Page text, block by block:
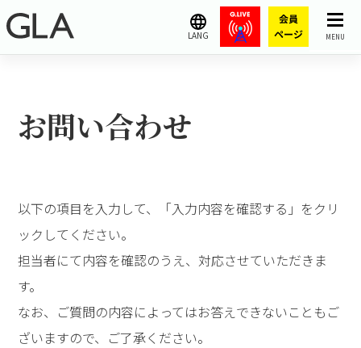
MENU
LANG
お問い合わせ
以下の項目を入力して、「入力内容を確認する」をクリ
ックしてください。
担当者にて内容を確認のうえ、対応させていただきま
す。
なお、ご質問の内容によってはお答えできないこともご
ざいますので、ご了承ください。